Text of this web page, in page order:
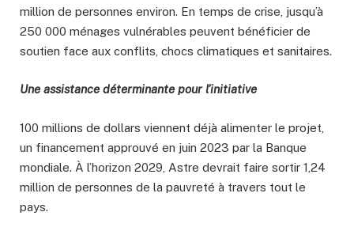
million de personnes environ. En temps de crise, jusqu’à
250 000 ménages vulnérables peuvent bénéficier de
soutien face aux conflits, chocs climatiques et sanitaires.
Une assistance déterminante pour l’initiative
100 millions de dollars viennent déjà alimenter le projet,
un financement approuvé en juin 2023 par la Banque
mondiale. À l’horizon 2029, Astre devrait faire sortir 1,24
million de personnes de la pauvreté à travers tout le
pays.